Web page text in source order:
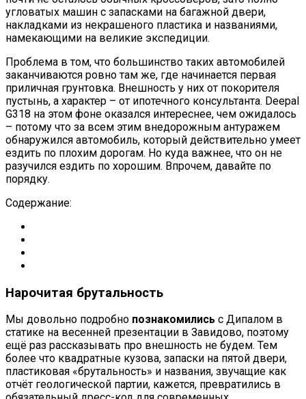
угловатых машин с запасками на багажной двери,
накладками из некрашеного пластика и названиями,
намекающими на великие экспедиции.
Проблема в том, что большинство таких автомобилей
заканчиваются ровно там же, где начинается первая
приличная грунтовка. Внешность у них от покорителя
пустынь, а характер – от ипотечного консультанта. Deepal
G318 на этом фоне оказался интереснее, чем ожидалось
– потому что за всем этим внедорожным антуражем
обнаружился автомобиль, который действительно умеет
ездить по плохим дорогам. Но куда важнее, что он не
разучился ездить по хорошим. Впрочем, давайте по
порядку.
Содержание:
Нарочитая брутальность
Мы довольно подробно познакомились с Дипалом в
статике на весенней презентации в Завидово, поэтому
ещё раз рассказывать про внешность не будем. Тем
более что квадратные кузова, запаски на пятой двери,
пластиковая «брутальность» и названия, звучащие как
отчёт геологической партии, кажется, превратились в